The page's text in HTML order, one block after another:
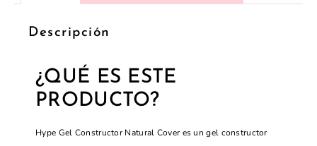
Descripción
¿QUÉ ES ESTE
PRODUCTO?
Hype Gel Constructor Natural Cover es un gel constructor